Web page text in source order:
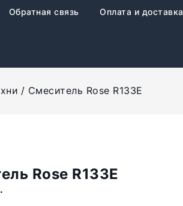
Обратная связь Оплата и доставка
Смеситель Rose R133E
Rose R133E